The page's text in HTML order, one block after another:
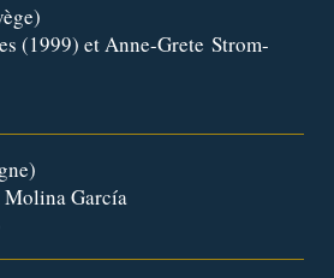
(1999) et Anne-Grete Strom-
Molina García